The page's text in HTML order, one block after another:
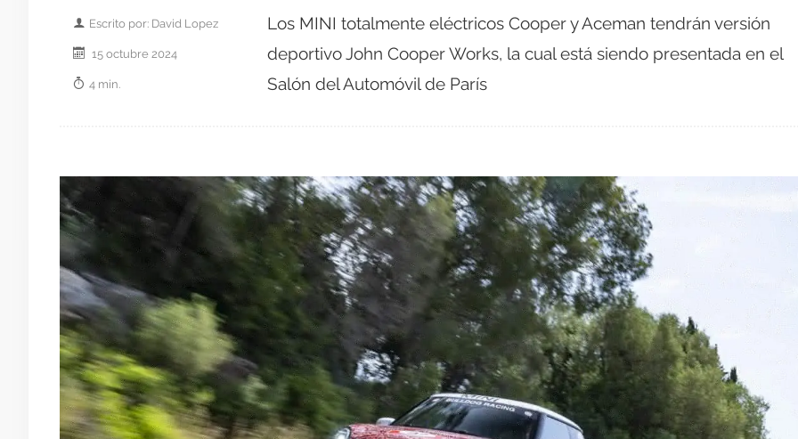
Escrito por: David Lopez
15 octubre 2024
4 min.
Los MINI totalmente eléctricos Cooper y Aceman tendrán versión
deportivo John Cooper Works, la cual está siendo presentada en el
Salón del Automóvil de París